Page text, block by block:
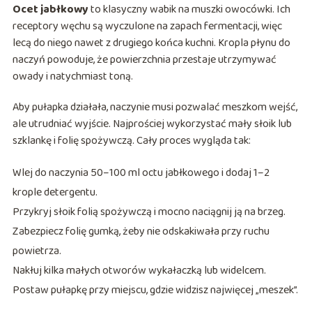
Ocet jabłkowyto klasyczny wabik na muszki owocówki. Ich
receptory węchu są wyczulone na zapach fermentacji, więc
lecą do niego nawet z drugiego końca kuchni. Kropla płynu do
naczyń powoduje, że powierzchnia przestaje utrzymywać
owady i natychmiast toną.
Aby pułapka działała, naczynie musi pozwalać meszkom wejść,
ale utrudniać wyjście. Najprościej wykorzystać mały słoik lub
szklankę i folię spożywczą. Cały proces wygląda tak:
Wlej do naczynia 50–100 ml octu jabłkowego i dodaj 1–2
krople detergentu.
Przykryj słoik folią spożywczą i mocno naciągnij ją na brzeg.
Zabezpiecz folię gumką, żeby nie odskakiwała przy ruchu
powietrza.
Nakłuj kilka małych otworów wykałaczką lub widelcem.
Postaw pułapkę przy miejscu, gdzie widzisz najwięcej „meszek”.